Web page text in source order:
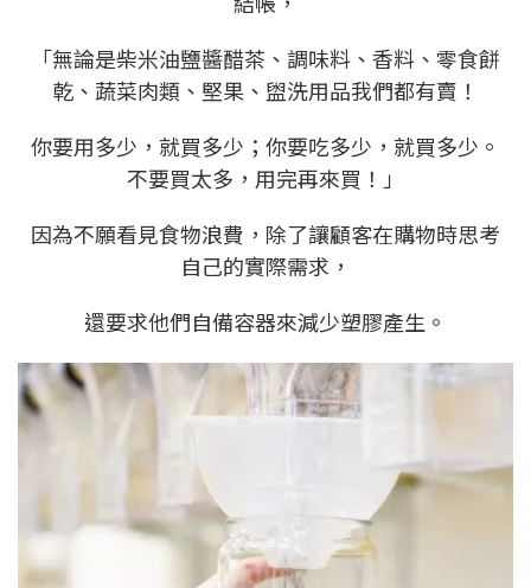
「無論是柴米油鹽醬醋茶、調味料、香料、零食餅
乾、蔬菜肉類、堅果、盥洗用品我們都有賣！
你要用多少，就買多少；你要吃多少，就買多少。
不要買太多，用完再來買！」
因為不願看見食物浪費，除了讓顧客在購物時思考
自己的實際需求，
還要求他們自備容器來減少塑膠產生。